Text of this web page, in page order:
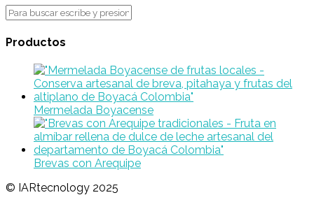
Productos
Mermelada Boyacense
Brevas con Arequipe
© IARtecnology 2025